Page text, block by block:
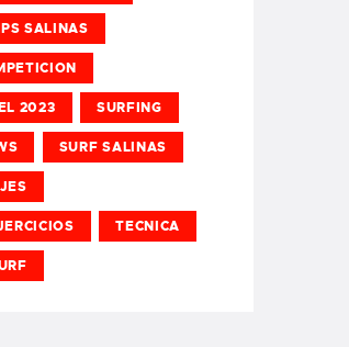
SALINAS
2023 SURFING
SURF SALINAS
TECNICA